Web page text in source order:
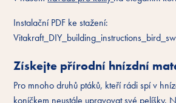
Instalační PDF ke stažení:
Získejte přírodní hnízdní
Pro mnoho druhů ptáků, kteří rádi spí v
koníčkem neustále upravovat své pelíšky.